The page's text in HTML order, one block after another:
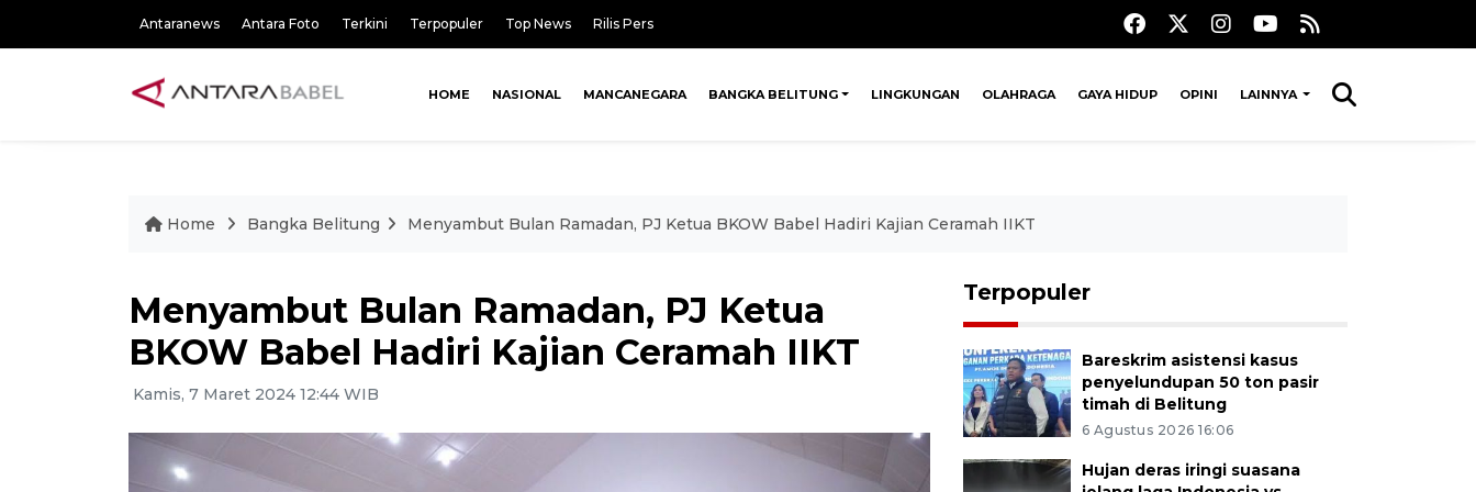
Antaranews Antara Foto Terkini Terpopuler Top News Rilis Pers
HOME NASIONAL MANCANEGARA BANGKA BELITUNG LINGKUNGAN OLAHRAGA GAYA HIDUP OPINI LAINNYA
Home Bangka Belitung Menyambut Bulan Ramadan, PJ Ketua BKOW Babel Hadiri Kajian Ceramah IIKT
Menyambut Bulan Ramadan, PJ Ketua
BKOW Babel Hadiri Kajian Ceramah IIKT
Kamis, 7 Maret 2024 12:44 WIB
Terpopuler
Bareskrim asistensi kasus
penyelundupan 50 ton pasir
timah di Belitung
6 Agustus 2026 16:06
Hujan deras iringi suasana